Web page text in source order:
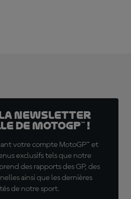
la Newsletter
MotoGP™ !
votre compte MotoGP™ et
exclusifs tels que notre
des rapports des GP, des
ainsi que les dernières
de notre sport.